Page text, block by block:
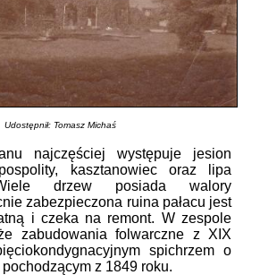
Udostępnił: Tomasz Michaś
najczęściej występuje jesion
kasztanowiec oraz lipa
drzew posiada walory
zabezpieczona ruina pałacu jest
i czeka na remont. W zespole
zabudowania folwarczne z XIX
spichrzem o
z 1849 roku.